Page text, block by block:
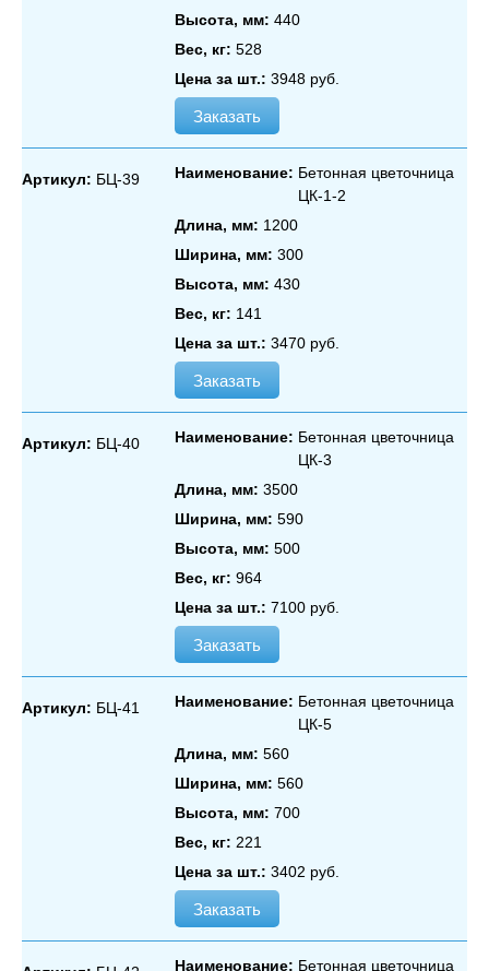
Высота, мм: 440
Вес, кг: 528
Цена за шт.: 3948 руб.
Заказать
Артикул: БЦ-39 Наименование: Бетонная цветочница
ЦК‑1‑2
Длина, мм: 1200
Ширина, мм: 300
Высота, мм: 430
Вес, кг: 141
Цена за шт.: 3470 руб.
Заказать
Артикул: БЦ-40 Наименование: Бетонная цветочница
ЦК‑3
Длина, мм: 3500
Ширина, мм: 590
Высота, мм: 500
Вес, кг: 964
Цена за шт.: 7100 руб.
Заказать
Артикул: БЦ-41 Наименование: Бетонная цветочница
ЦК‑5
Длина, мм: 560
Ширина, мм: 560
Высота, мм: 700
Вес, кг: 221
Цена за шт.: 3402 руб.
Заказать
Наименование: Бетонная цветочница